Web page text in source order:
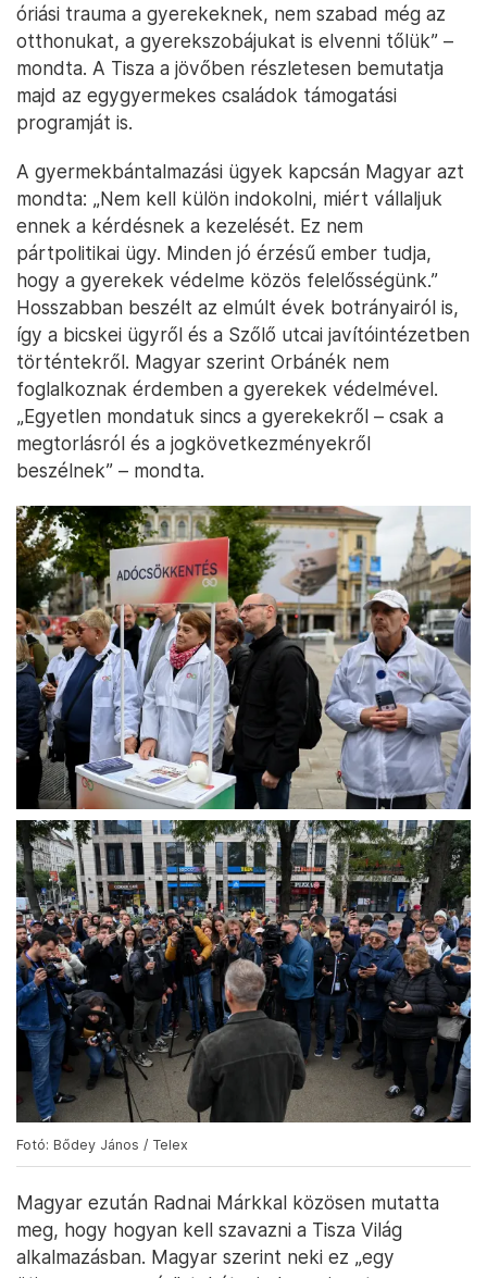
óriási trauma a gyerekeknek, nem szabad még az
otthonukat, a gyerekszobájukat is elvenni tőlük” –
mondta. A Tisza a jövőben részletesen bemutatja
majd az egygyermekes családok támogatási
programját is.
A gyermekbántalmazási ügyek kapcsán Magyar azt
mondta: „Nem kell külön indokolni, miért vállaljuk
ennek a kérdésnek a kezelését. Ez nem
pártpolitikai ügy. Minden jó érzésű ember tudja,
hogy a gyerekek védelme közös felelősségünk.”
Hosszabban beszélt az elmúlt évek botrányairól is,
így a bicskei ügyről és a Szőlő utcai javítóintézetben
történtekről. Magyar szerint Orbánék nem
foglalkoznak érdemben a gyerekek védelmével.
„Egyetlen mondatuk sincs a gyerekekről – csak a
megtorlásról és a jogkövetkezményekről
beszélnek” – mondta.
Fotó: Bődey János / Telex
Magyar ezután Radnai Márkkal közösen mutatta
meg, hogy hogyan kell szavazni a Tisza Világ
alkalmazásban. Magyar szerint neki ez „egy